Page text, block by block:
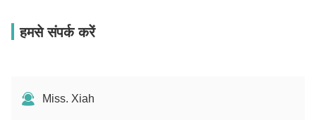
हमसे संपर्क करें
Miss. Xiah